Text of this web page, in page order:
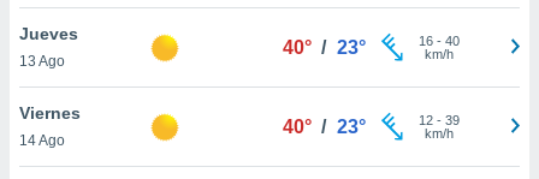
de
sitio
de que
sean
Jueves
13 Ago
40° / 23° 16- 40
km/h
Viernes
14 Ago
40° / 23° 12- 39
km/h